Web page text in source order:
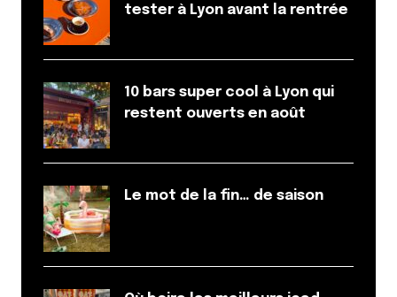
tester à Lyon avant la rentrée
10 bars super cool à Lyon qui
restent ouverts en août
Le mot de la fin… de saison